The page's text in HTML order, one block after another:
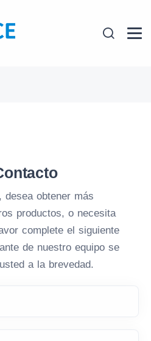
desea obtener más
productos, o necesita
complete el siguiente
de nuestro equipo se
a la brevedad.